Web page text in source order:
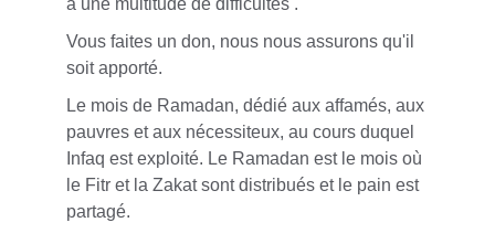
à une multitude de difficultés .
Vous faites un don, nous nous assurons qu'il
soit apporté.
Le mois de Ramadan, dédié aux affamés, aux
pauvres et aux nécessiteux, au cours duquel
Infaq est exploité. Le Ramadan est le mois où
le Fitr et la Zakat sont distribués et le pain est
partagé.